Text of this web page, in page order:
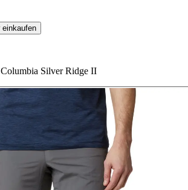
einkaufen
Silver Ridge II